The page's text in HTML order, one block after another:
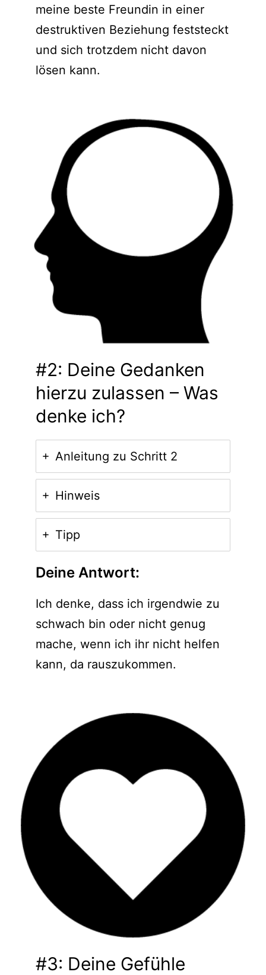
meine beste Freundin in einer
destruktiven Beziehung feststeckt
und sich trotzdem nicht davon
lösen kann.
#2: Deine Gedanken
hierzu zulassen – Was
denke ich?
Anleitung zu Schritt 2
Hinweis
Tipp
Deine Antwort:
Ich denke, dass ich irgendwie zu
schwach bin oder nicht genug
mache, wenn ich ihr nicht helfen
kann, da rauszukommen.
#3: Deine Gefühle